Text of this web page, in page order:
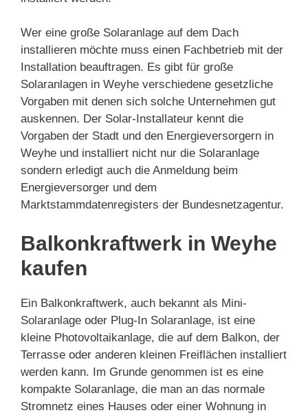
Wer eine große Solaranlage auf dem Dach
installieren möchte muss einen Fachbetrieb mit der
Installation beauftragen. Es gibt für große
Solaranlagen in Weyhe verschiedene gesetzliche
Vorgaben mit denen sich solche Unternehmen gut
auskennen. Der Solar-Installateur kennt die
Vorgaben der Stadt und den Energieversorgern in
Weyhe und installiert nicht nur die Solaranlage
sondern erledigt auch die Anmeldung beim
Energieversorger und dem
Marktstammdatenregisters der Bundesnetzagentur.
Balkonkraftwerk in Weyhe
kaufen
Ein Balkonkraftwerk, auch bekannt als Mini-
Solaranlage oder Plug-In Solaranlage, ist eine
kleine Photovoltaikanlage, die auf dem Balkon, der
Terrasse oder anderen kleinen Freiflächen installiert
werden kann. Im Grunde genommen ist es eine
kompakte Solaranlage, die man an das normale
Stromnetz eines Hauses oder einer Wohnung in